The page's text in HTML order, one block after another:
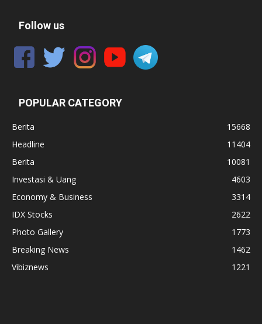
Follow us
POPULAR CATEGORY
Berita
15668
Headline
11404
Berita
10081
Investasi & Uang
4603
Economy & Business
3314
IDX Stocks
2622
Photo Gallery
1773
Breaking News
1462
Vibiznews
1221